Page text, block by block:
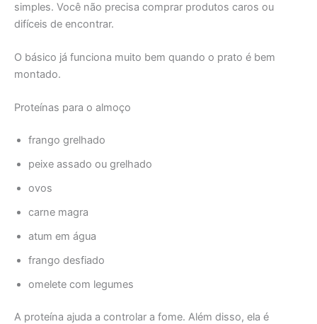
simples. Você não precisa comprar produtos caros ou
difíceis de encontrar.
O básico já funciona muito bem quando o prato é bem
montado.
Proteínas para o almoço
frango grelhado
peixe assado ou grelhado
ovos
carne magra
atum em água
frango desfiado
omelete com legumes
A proteína ajuda a controlar a fome. Além disso, ela é